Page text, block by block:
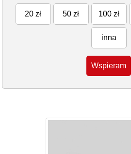
20 zł 50 zł 100 zł
inna
Wspieram